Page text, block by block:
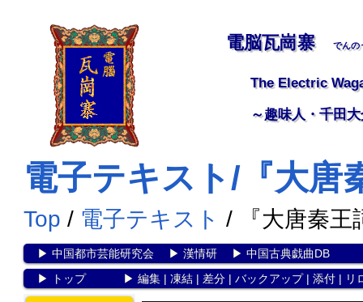
電脳瓦崗寨 でんの
The Electric
～趣味人・千田
電子テキスト/『大唐
Top / 電子テキスト / 『大唐秦王
▶ 中国都市芸能研究会▶ 漢情研▶ 中国古典戯曲DB
▶
トップ▶ 編集| 凍結| 差分| バックアップ| 添付| リ